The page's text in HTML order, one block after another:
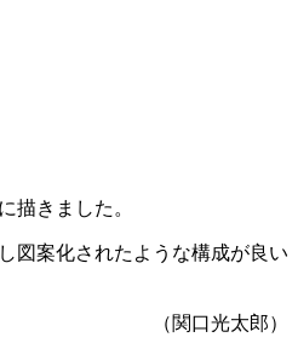
描きました。
図案化されたような構成が良い
（関口光太郎）